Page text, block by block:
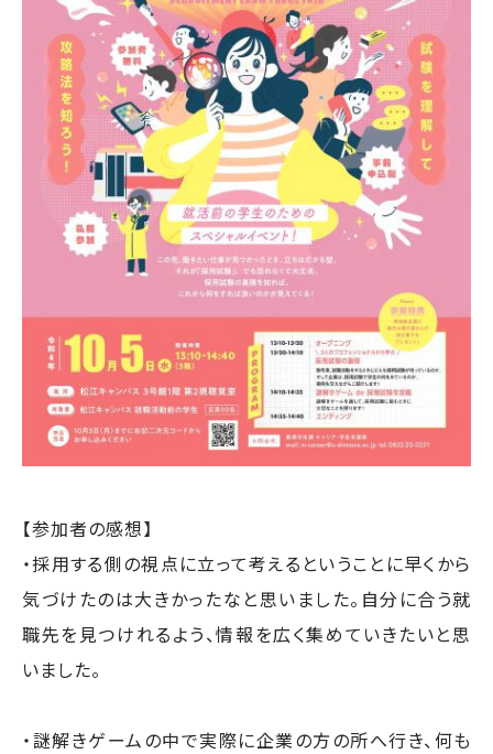
【参加者の感想】
・採用する側の視点に立って考えるということに早くから
気づけたのは大きかったなと思いました。自分に合う就
職先を見つけれるよう、情報を広く集めていきたいと思
いました。
・謎解きゲームの中で実際に企業の方の所へ行き、何も